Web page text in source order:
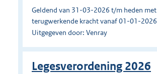
Geldend van 31-03-2026 t/m heden met
terugwerkende kracht vanaf 01-01-2026
Uitgegeven door: Venray
Legesverordening 2026